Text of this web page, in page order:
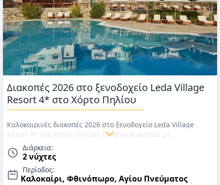
Διακοπές 2026 στο ξενοδοχείο Leda Village
Resort 4* στο Χόρτο Πηλίου
Καλοκαιρινές διακοπές 2026 στο ξενοδοχείο Leda Village
Resort 4* στο Χόρτο Πηλίου. Πακέτα διακοπών με
ημιδιατροφή και ποτά. 1 παιδί έως 12 ετών ΔΩΡΕΑΝ. ΤΙΜΕΣ
για Καλοκαίρι 2026
Διάρκεια:
2 νύχτες
Περίοδος:
Καλοκαίρι, Φθινόπωρο, Αγίου Πνεύματος